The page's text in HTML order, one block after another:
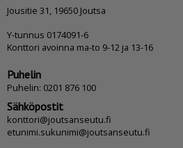
Jousitie 31, 19650 Joutsa
Y-tunnus 0174091-6
Konttori avoinna ma-to 9-12 ja 13-16
Puhelin
Puhelin: 0201 876 100
Sähköpostit
konttori@joutsanseutu.fi
etunimi.sukunimi@joutsanseutu.fi